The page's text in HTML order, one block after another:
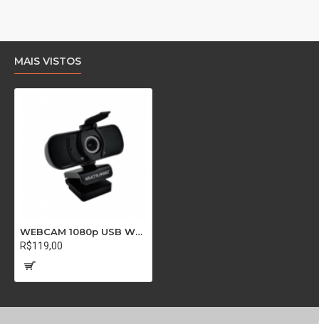
MAIS VISTOS
WEBCAM 1080p USB WC055 PRETA MULTILASER BR 51337
R$119,00